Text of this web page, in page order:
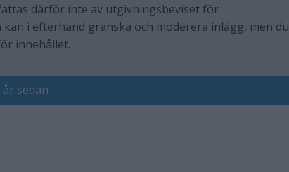
därför inte av utgivningsbeviset för
kan i efterhand granska och moderera inlägg, men du
innehållet.
sedan